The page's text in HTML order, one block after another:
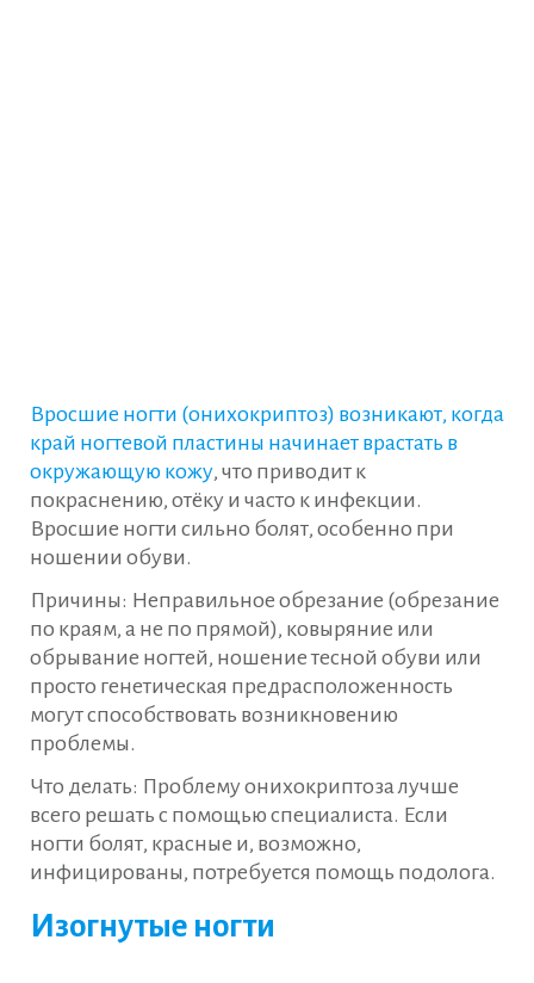
Вросшие ногти (онихокриптоз) возникают, когда
край ногтевой пластины начинает врастать в
окружающую кожу, что приводит к
покраснению, отёку и часто к инфекции.
Вросшие ногти сильно болят, особенно при
ношении обуви.
Причины: Неправильное обрезание (обрезание
по краям, а не по прямой), ковыряние или
обрывание ногтей, ношение тесной обуви или
просто генетическая предрасположенность
могут способствовать возникновению
проблемы.
Что делать: Проблему онихокриптоза лучше
всего решать с помощью специалиста. Если
ногти болят, красные и, возможно,
инфицированы, потребуется помощь подолога.
Изогнутые ногти